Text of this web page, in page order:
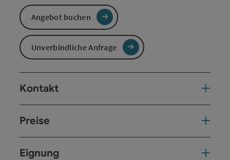
Angebot buchen
Unverbindliche Anfrage
Kontakt
Preise
Eignung